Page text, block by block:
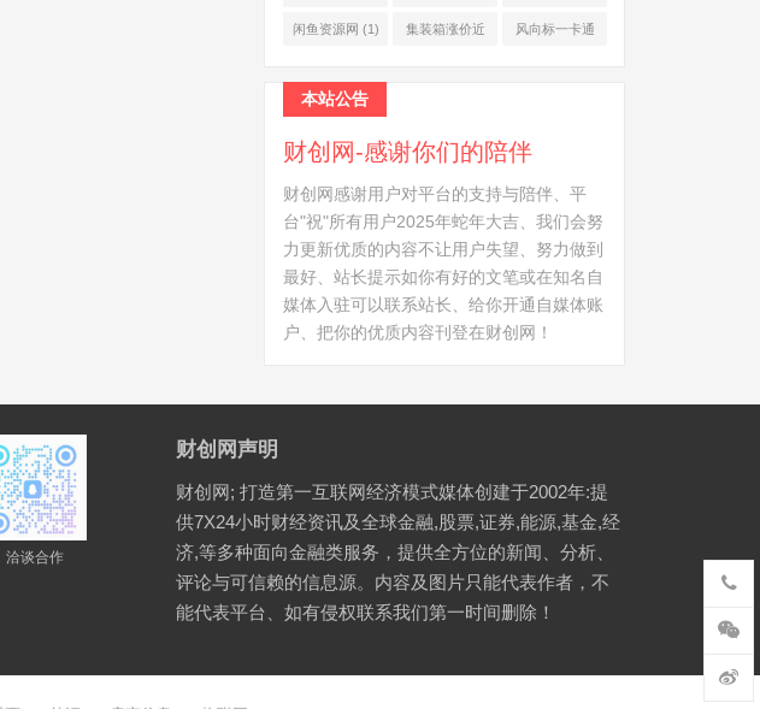
景(1) (1) 顺(1)
闲鱼资源网 (1) 集装箱涨价近 风向标一卡通
本站公告
财创网-感谢你们的陪伴
财创网感谢用户对平台的支持与陪伴、平
台"祝"所有用户2025年蛇年大吉、我们会努
力更新优质的内容不让用户失望、努力做到
最好、站长提示如你有好的文笔或在知名自
媒体入驻可以联系站长、给你开通自媒体账
户、把你的优质内容刊登在财创网！
洽谈合作
财创网声明
财创网; 打造第一互联网经济模式媒体创建于2002年:提
供7X24小时财经资讯及全球金融,股票,证券,能源,基金,经
济,等多种面向金融类服务，提供全方位的新闻、分析、
评论与可信赖的信息源。内容及图片只能代表作者，不
能代表平台、如有侵权联系我们第一时间删除！